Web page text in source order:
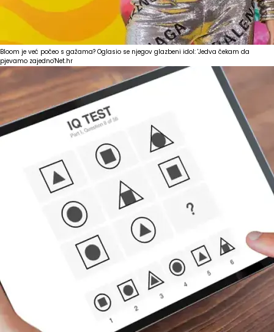
Bloom je već počeo s gažama? Oglasio se njegov glazbeni idol: 'Jedva čekam da
pjevamo zajedno'Net.hr